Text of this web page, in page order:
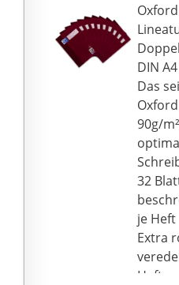
DIN
Das
90g/
32
je Heft
Extra